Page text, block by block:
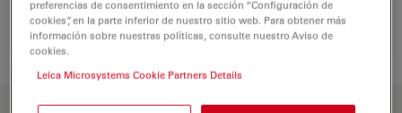
CARACTERÍSTICAS PRINCIPALES
preferencias de consentimiento en la sección “Configuración de
cookies”, en la parte inferior de nuestro sitio web. Para obtener más
información sobre nuestras políticas, consulte nuestro Aviso de
cookies.
Leica Microsystems Cookie Partners Details